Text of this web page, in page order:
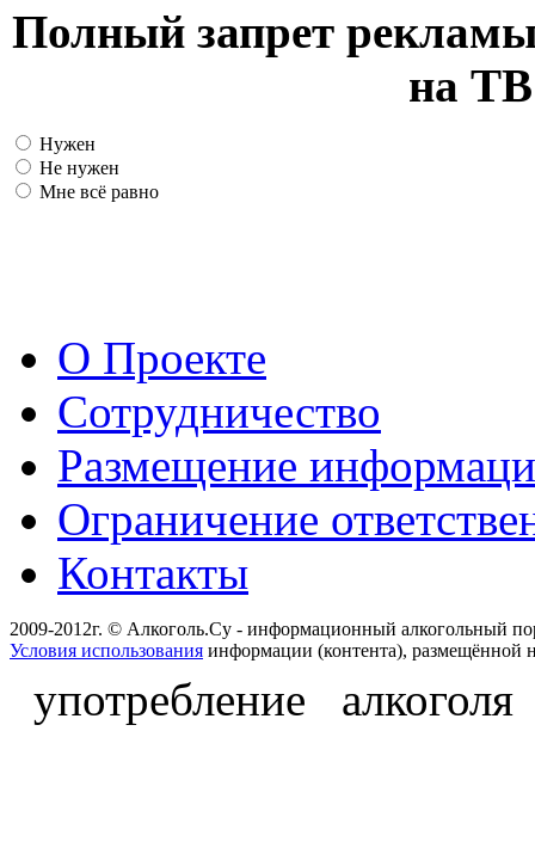
Полный запрет
на ТВ
Нужен
Не нужен
Мне всё равно
О Проекте
Сотрудничество
Размещение
Ограничение
Контакты
2009-2012г. © Алкоголь.Су - информационный алкогольный
Условия использования информации (контента), размещённой
употребление